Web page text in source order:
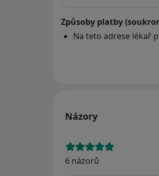
Způsoby platby
Na teto adrese lékař
Názory
6 názorů